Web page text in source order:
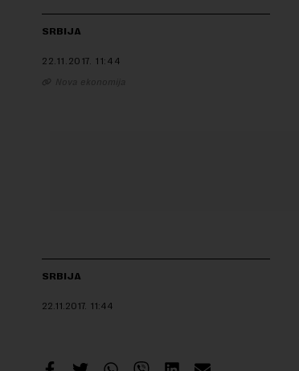
SRBIJA
22.11.2017. 11:44
Nova ekonomija
SRBIJA
22.11.2017. 11:44